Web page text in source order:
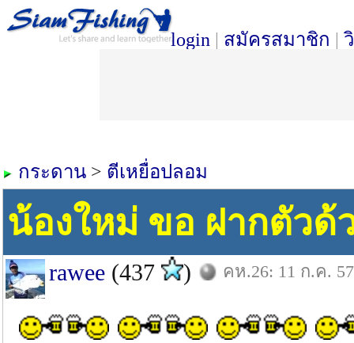
login | สมัครสมาชิก |
กระดาน > ตีเหยื่อปลอม
น้องใหม่ ขอ ฝากตัวด้
rawee (437 ) คห.26: 11 ก.ค. 57